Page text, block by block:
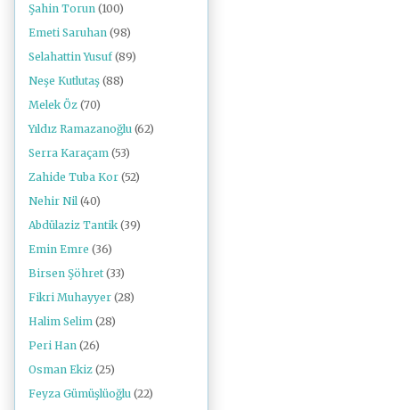
Şahin Torun (100)
Emeti Saruhan (98)
Selahattin Yusuf (89)
Neşe Kutlutaş (88)
Melek Öz (70)
Yıldız Ramazanoğlu (62)
Serra Karaçam (53)
Zahide Tuba Kor (52)
Nehir Nil (40)
Abdülaziz Tantik (39)
Emin Emre (36)
Birsen Şöhret (33)
Fikri Muhayyer (28)
Halim Selim (28)
Peri Han (26)
Osman Ekiz (25)
Feyza Gümüşlüoğlu (22)